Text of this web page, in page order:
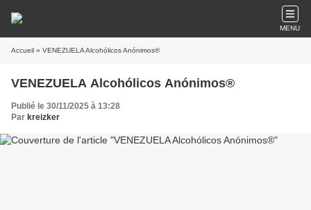
MENU
Accueil » VENEZUELA Alcohólicos Anónimos®
VENEZUELA Alcohólicos Anónimos®
Publié le 30/11/2025 à 13:28
Par kreizker